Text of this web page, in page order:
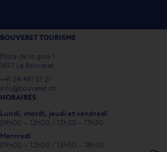
BOUVERET TOURISME
Place de la gare 1
1897 Le Bouveret
+41 24 481 51 21
info@bouveret.ch
HORAIRES
Lundi, mardi, jeudi et vendredi
09h00 – 12h00 / 13h30 – 17h30
Mercredi
09h00 – 12h00 / 13h30 – 18h30